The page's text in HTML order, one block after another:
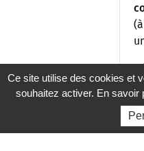
3
Ce site utilise des cookies et
souhaitez activer. En savoir